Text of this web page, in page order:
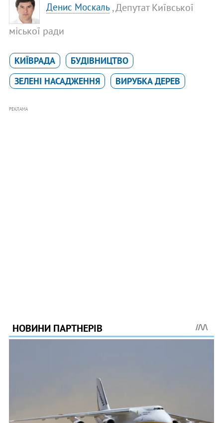
Денис Москаль , Депутат Київської
міської ради
КИЇВРАДА
БУДІВНИЦТВО
ЗЕЛЕНІ НАСАДЖЕННЯ
ВИРУБКА ДЕРЕВ
РЕКЛАМА